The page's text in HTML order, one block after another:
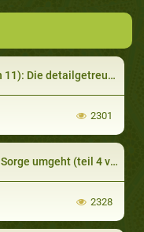
Bewahrung des Qur´an
2301
(teil 4 von 4): Vertrauen
2328